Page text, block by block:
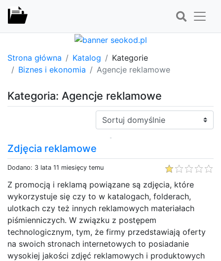
Strona główna Katalog
Kategorie
Biznes i ekonomia
Agencje reklamowe
Kategoria: Agencje reklamowe
Sortuj:
Zdjęcia reklamowe
Dodano: 3 lata 11 miesięcy temu
Z promocją i reklamą powiązane są zdjęcia, które
wykorzystuje się czy to w katalogach, folderach,
ulotkach czy też innych reklamowych materiałach
piśmienniczych. W związku z postępem
technologicznym, tym, że firmy przedstawiają oferty
na swoich stronach internetowych to posiadanie
wysokiej jakości zdjęć reklamowych i produktowych